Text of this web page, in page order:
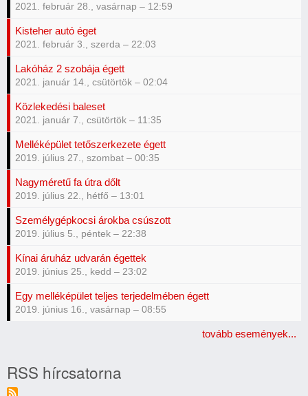
2021. február 28., vasárnap – 12:59
Kisteher autó éget
2021. február 3., szerda – 22:03
Lakóház 2 szobája égett
2021. január 14., csütörtök – 02:04
Közlekedési baleset
2021. január 7., csütörtök – 11:35
Melléképület tetőszerkezete égett
2019. július 27., szombat – 00:35
Nagyméretű fa útra dőlt
2019. július 22., hétfő – 13:01
Személygépkocsi árokba csúszott
2019. július 5., péntek – 22:38
Kínai áruház udvarán égettek
2019. június 25., kedd – 23:02
Egy melléképület teljes terjedelmében égett
2019. június 16., vasárnap – 08:55
tovább események...
RSS hírcsatorna